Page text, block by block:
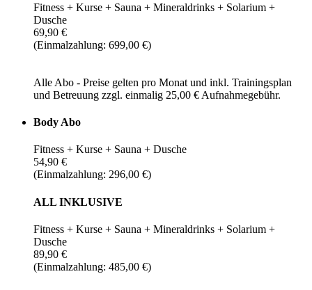
Fitness + Kurse + Sauna + Mineraldrinks + Solarium +
Dusche
69,90 €
(Einmalzahlung: 699,00 €)
Alle Abo - Preise gelten pro Monat und inkl. Trainingsplan
und Betreuung zzgl. einmalig 25,00 € Aufnahmegebühr.
Body Abo
Fitness + Kurse + Sauna + Dusche
54,90 €
(Einmalzahlung: 296,00 €)
ALL INKLUSIVE
Fitness + Kurse + Sauna + Mineraldrinks + Solarium +
Dusche
89,90 €
(Einmalzahlung: 485,00 €)